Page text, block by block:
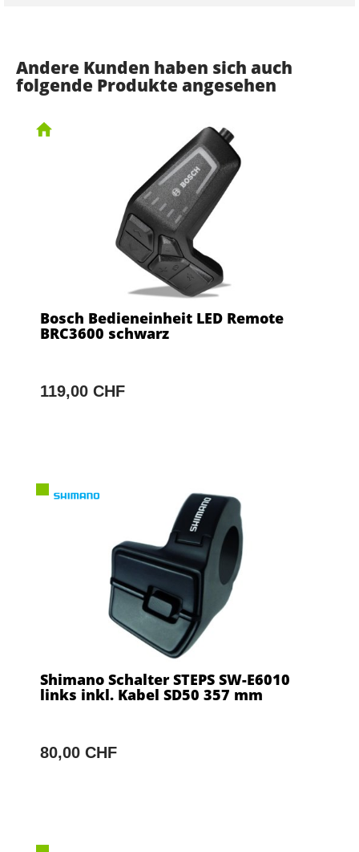
Andere Kunden haben sich auch
folgende Produkte angesehen
Bosch Bedieneinheit LED Remote
BRC3600 schwarz
119,00 CHF
Shimano Schalter STEPS SW-E6010
links inkl. Kabel SD50 357 mm
80,00 CHF